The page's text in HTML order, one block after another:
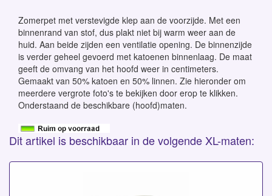
Zomerpet met verstevigde klep aan de voorzijde. Met een
binnenrand van stof, dus plakt niet bij warm weer aan de
huid. Aan beide zijden een ventilatie opening. De binnenzijde
is verder geheel gevoerd met katoenen binnenlaag. De maat
geeft de omvang van het hoofd weer in centimeters.
Gemaakt van 50% katoen en 50% linnen. Zie hieronder om
meerdere vergrote foto's te bekijken door erop te klikken.
Onderstaand de beschikbare (hoofd)maten.
Dit artikel is beschikbaar in de volgende XL-maten: